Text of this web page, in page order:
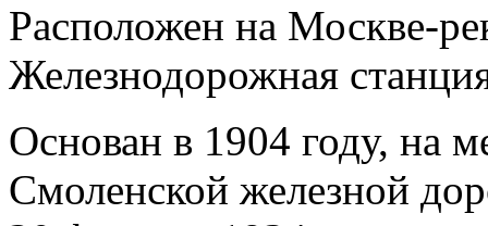
Расположен на Москве-
Железнодорожная
Основан в 1904 году, на
Смоленской железной